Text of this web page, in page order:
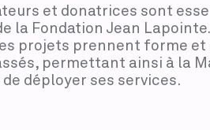
et donatrices sont
la Fondation Jean
projets prennent forme et
permettant ainsi à la
déployer ses services.